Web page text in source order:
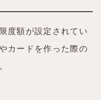
度額が設定されてい
カードを作った際の